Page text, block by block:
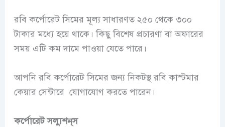
রবি কর্পোরেট সিমের মূল্য সাধারণত ২৫০ থেকে ৩০০
টাকার মধ্যে হয়ে থাকে। কিছু বিশেষ প্রচারণা বা অফারের
সময় এটি কম দামে পাওয়া যেতে পারে।
আপনি রবি কর্পোরেট সিমের জন্য নিকটস্থ রবি কাস্টমার
কেয়ার সেন্টারে যোগাযোগ করতে পারেন।
কর্পোরেট সল্যুশন্‌স